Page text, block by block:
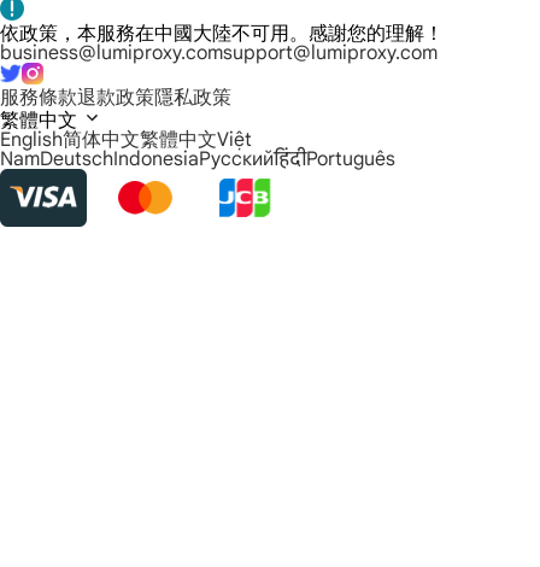
依政策，本服務在中國大陸不可用。感謝您的理解！
business@lumiproxy.comsupport@lumiproxy.com
服務條款退款政策隱私政策
繁體中文
English简体中文繁體中文Việt
NamDeutschIndonesiaРусскийहिंदीPortuguês